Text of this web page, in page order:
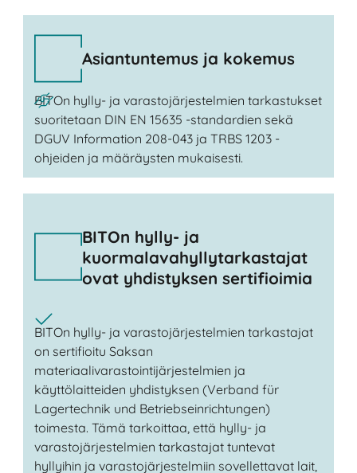
Asiantuntemus ja kokemus
BITOn hylly- ja varastojärjestelmien tarkastukset
suoritetaan DIN EN 15635 -standardien sekä
DGUV Information 208-043 ja TRBS 1203 -
ohjeiden ja määräysten mukaisesti.
BITOn hylly- ja
kuormalavahyllytarkastajat
ovat yhdistyksen sertifioimia
BITOn hylly- ja varastojärjestelmien tarkastajat
on sertifioitu Saksan
materiaalivarastointijärjestelmien ja
käyttölaitteiden yhdistyksen (Verband für
Lagertechnik und Betriebseinrichtungen)
toimesta. Tämä tarkoittaa, että hylly- ja
varastojärjestelmien tarkastajat tuntevat
hyllyihin ja varastojärjestelmiin sovellettavat lait,